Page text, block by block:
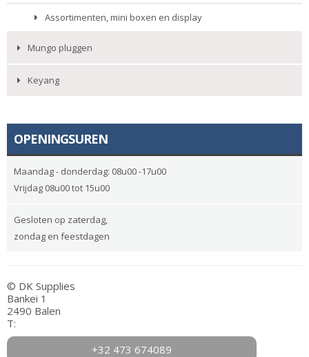
Assortimenten, mini boxen en display
Mungo pluggen
Keyang
OPENINGSUREN
Maandag - donderdag: 08u00 -17u00
Vrijdag 08u00 tot 15u00
Gesloten op zaterdag,
zondag en feestdagen
© DK Supplies
Bankei 1
2490 Balen
T:
+32 473 674089